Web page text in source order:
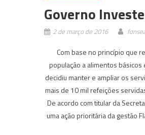
Governo
2 de março de 2016
Com base no princípio que
população a alimentos
decidiu manter e ampliar os
mais de 10 mil refeições
De acordo com titular da
uma ação prioritária da gestão